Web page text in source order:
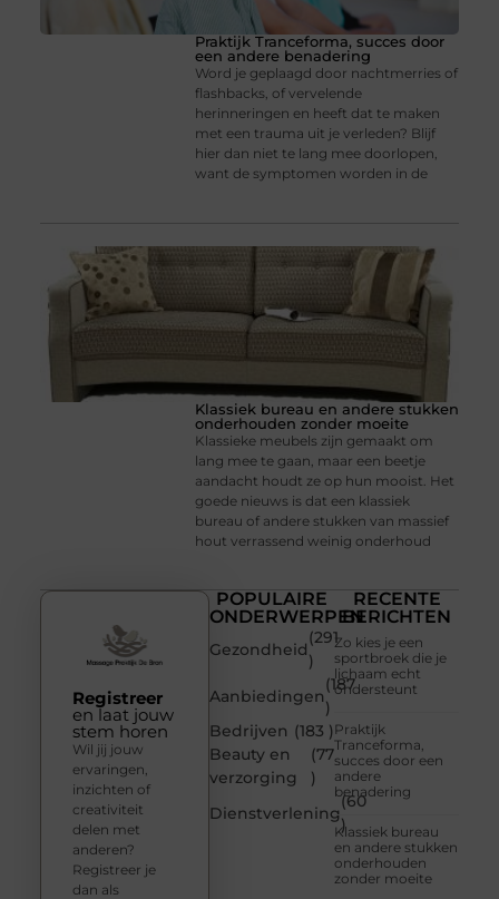
Praktijk Tranceforma, succes door
een andere benadering
Word je geplaagd door nachtmerries of
flashbacks, of vervelende
herinneringen en heeft dat te maken
met een trauma uit je verleden? Blijf
hier dan niet te lang mee doorlopen,
want de symptomen worden in de
Klassiek bureau en andere stukken
onderhouden zonder moeite
Klassieke meubels zijn gemaakt om
lang mee te gaan, maar een beetje
aandacht houdt ze op hun mooist. Het
goede nieuws is dat een klassiek
bureau of andere stukken van massief
hout verrassend weinig onderhoud
POPULAIRE
ONDERWERPEN
Gezondheid
(291
)
Aanbiedingen
(187
)
Bedrijven (183 )
Beauty en
verzorging
(77
)
Dienstverlening
(60
)
RECENTE
BERICHTEN
Zo kies je een
sportbroek die je
lichaam echt
ondersteunt
Praktijk
Tranceforma,
succes door een
andere
benadering
Klassiek bureau
en andere stukken
onderhouden
zonder moeite
Registreer
en laat jouw
stem horen
Wil jij jouw
ervaringen,
inzichten of
creativiteit
delen met
anderen?
Registreer je
dan als